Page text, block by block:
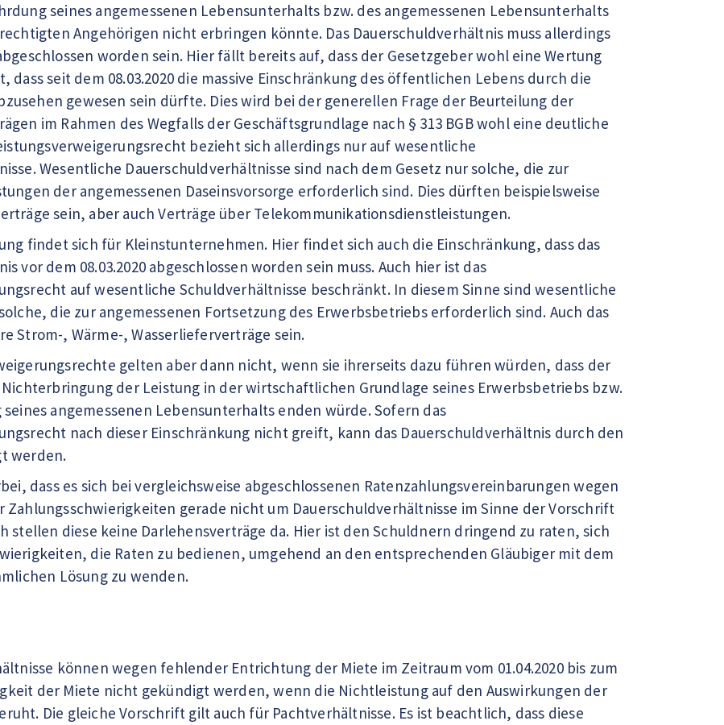
seines angemessenen Lebensunterhalts bzw. des angemessenen Lebensunterhalts
Angehörigen nicht erbringen könnte. Das Dauerschuldverhältnis muss allerdings
worden sein. Hier fällt bereits auf, dass der Gesetzgeber wohl eine Wertung
dass seit dem 08.03.2020 die massive Einschränkung des öffentlichen Lebens durch die
gewesen sein dürfte. Dies wird bei der generellen Frage der Beurteilung der
im Rahmen des Wegfalls der Geschäftsgrundlage nach § 313 BGB wohl eine deutliche
bezieht sich allerdings nur auf wesentliche
Wesentliche Dauerschuldverhältnisse sind nach dem Gesetz nur solche, die zur
der angemessenen Daseinsvorsorge erforderlich sind. Dies dürften beispielsweise
sein, aber auch Verträge über Telekommunikationsdienstleistungen.
findet sich für Kleinstunternehmen. Hier findet sich auch die Einschränkung, dass das
vor dem 08.03.2020 abgeschlossen worden sein muss. Auch hier ist das
auf wesentliche Schuldverhältnisse beschränkt. In diesem Sinne sind wesentliche
die zur angemessenen Fortsetzung des Erwerbsbetriebs erforderlich sind. Auch das
Strom-, Wärme-, Wasserlieferverträge sein.
gelten aber dann nicht, wenn sie ihrerseits dazu führen würden, dass der
der Leistung in der wirtschaftlichen Grundlage seines Erwerbsbetriebs bzw.
angemessenen Lebensunterhalts enden würde. Sofern das
nach dieser Einschränkung nicht greift, kann das Dauerschuldverhältnis durch den
werden.
dass es sich bei vergleichsweise abgeschlossenen Ratenzahlungsvereinbarungen wegen
Zahlungsschwierigkeiten gerade nicht um Dauerschuldverhältnisse im Sinne der Vorschrift
stellen diese keine Darlehensverträge da. Hier ist den Schuldnern dringend zu raten, sich
die Raten zu bedienen, umgehend an den entsprechenden Gläubiger mit dem
Lösung zu wenden.
können wegen fehlender Entrichtung der Miete im Zeitraum vom 01.04.2020 bis zum
der Miete nicht gekündigt werden, wenn die Nichtleistung auf den Auswirkungen der
Die gleiche Vorschrift gilt auch für Pachtverhältnisse. Es ist beachtlich, dass diese